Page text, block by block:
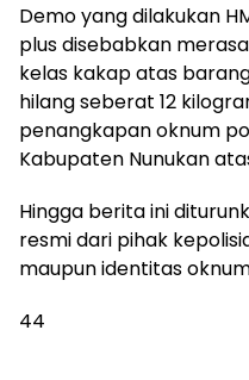
Demo yang dilakukan
plus disebabkan
kelas kakap atas
hilang seberat 12
penangkapan oknum
Kabupaten Nunukan
Hingga berita ini
resmi dari pihak
maupun identitas
44